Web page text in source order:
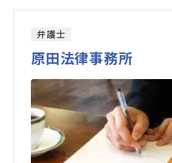
弁護士
原田法律事務所